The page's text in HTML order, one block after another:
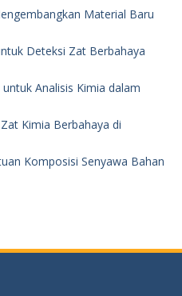
Material Baru
Deteksi Zat Berbahaya
Analisis Kimia dalam
Kimia Berbahaya di
Komposisi Senyawa Bahan